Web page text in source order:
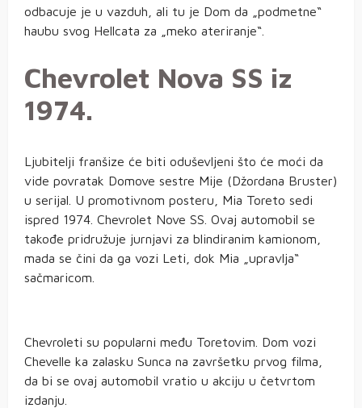
odbacuje je u vazduh, ali tu je Dom da „podmetne“
haubu svog Hellcata za „meko ateriranje“.
Chevrolet Nova SS iz
1974.
Ljubitelji franšize će biti oduševljeni što će moći da
vide povratak Domove sestre Mije (Džordana Bruster)
u serijal. U promotivnom posteru, Mia Toreto sedi
ispred 1974. Chevrolet Nove SS. Ovaj automobil se
takođe pridružuje jurnjavi za blindiranim kamionom,
mada se čini da ga vozi Leti, dok Mia „upravlja“
sačmaricom.
Chevroleti su popularni među Toretovim. Dom vozi
Chevelle ka zalasku Sunca na završetku prvog filma,
da bi se ovaj automobil vratio u akciju u četvrtom
izdanju.